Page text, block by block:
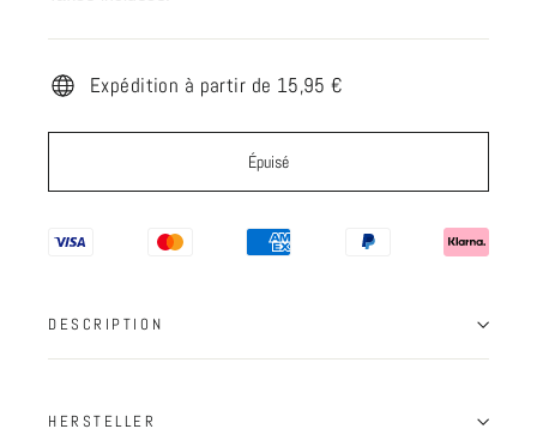
Expédition à partir de 15,95 €
Épuisé
DESCRIPTION
HERSTELLER